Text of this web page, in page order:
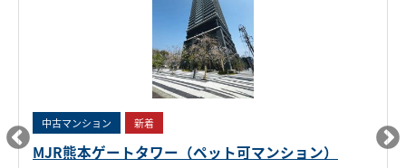
中古マンション 新着
MJR熊本ゲートタワー（ペット可マンション）